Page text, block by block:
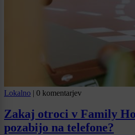
Lokalno | 0 komentarjev
Zakaj otroci v Family
pozabijo na telefone?